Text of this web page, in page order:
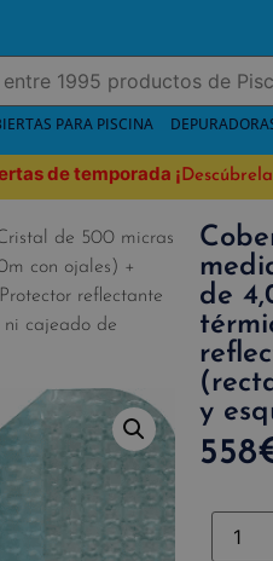
PARA PISCINA
de temporada ¡
de 500 micras
con ojales) +
reflectante
cajeado de
de
y
558